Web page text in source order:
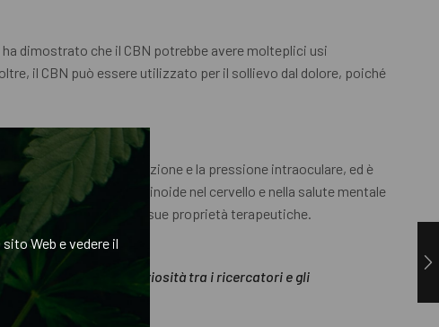
Web e vedere il
dimostrato che il CBN potrebbe avere molteplici usi
il CBN può essere utilizzato per il sollievo dal dolore, poiché
a ridurre l’infiammazione e la pressione intraoculare, ed è
sistema endocannabinoide nel cervello e nella salute mentale
sono entusiasti delle sue proprietà terapeutiche.
interesse e curiosità tra i ricercatori e gli